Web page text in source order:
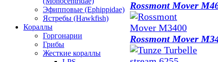
Эфипповые (Ephippidae)
Ястребы (Hawkfish)
Кораллы
Горгонарии
Грибы
Жесткие кораллы
Rossmont Mover
Rossmont Mover